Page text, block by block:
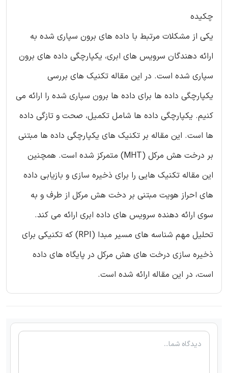
چکیده
یکی از مشکلات مرتبط با داده های برون سپاری شده به
ارائه دهندگان سرویس های ابری، یکپارچگی داده های برون
سپاری شده است. در این مقاله تکنیک های بررسی
یکپارچگی داده ها برای داده ها برون سپاری شده را ارائه می
کنیم. یکپارچگی داده ها شامل تکمیل، صحت و تازگی داده
ها است. این مقاله بر تکنیک های یکپارچگی داده ها مبتنی
بر درخت هش مرکل (MHT) متمرکز شده است. همچنین
این مقاله تکنیک هایی را برای ذخیره سازی و بازیابی داده
های احراز هویت مبتنی بر دخت هش مرکل از طرف و به
سوی ارائه دهنده سرویس های داده ابری ارائه می کند.
تحلیل مهم شناسه های مسیر مبدا (RPI) که تکنیکی برای
ذخیره سازی درخت های هش مرکل در پایگاه های داده
است، در این مقاله ارائه شده است.